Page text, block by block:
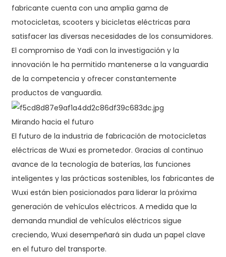
fabricante cuenta con una amplia gama de
motocicletas, scooters y bicicletas eléctricas para
satisfacer las diversas necesidades de los consumidores.
El compromiso de Yadi con la investigación y la
innovación le ha permitido mantenerse a la vanguardia
de la competencia y ofrecer constantemente
productos de vanguardia.
Mirando hacia el futuro
El futuro de la industria de fabricación de motocicletas
eléctricas de Wuxi es prometedor. Gracias al continuo
avance de la tecnología de baterías, las funciones
inteligentes y las prácticas sostenibles, los fabricantes de
Wuxi están bien posicionados para liderar la próxima
generación de vehículos eléctricos. A medida que la
demanda mundial de vehículos eléctricos sigue
creciendo, Wuxi desempeñará sin duda un papel clave
en el futuro del transporte.